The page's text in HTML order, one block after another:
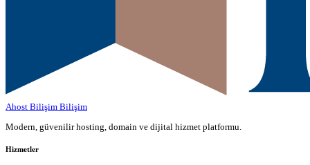
Ahost Bilişim Bilişim
Modern, güvenilir hosting, domain ve dijital hizmet platformu.
Hizmetler